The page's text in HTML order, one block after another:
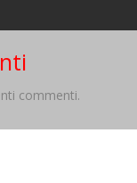
commenti.